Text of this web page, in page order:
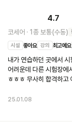
4.7
코세어 · 1종 보통(수동)
시설 좋아요 강의 최고예요
내가 연습하던 곳에서
어려운데 다른 시험장에
ㅎㅎㅎ 무사히 합격하고
25.01.08